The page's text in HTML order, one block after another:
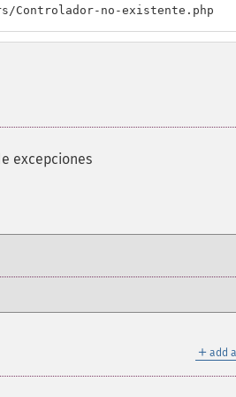
no-existente.php
excepciones
＋ add